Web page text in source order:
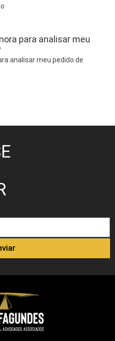
para analisar meu
analisar meu pedido de